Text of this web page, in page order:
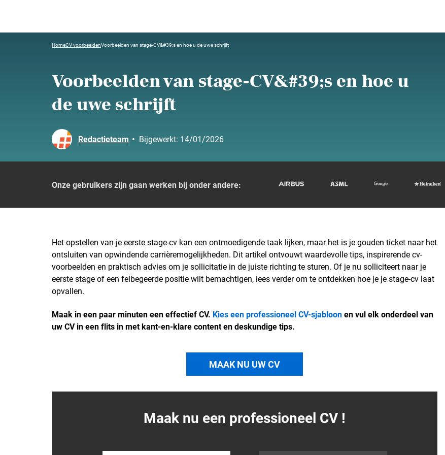
HomeCV voorbeeldenVoorbeelden van stage-CV&#39;s en hoe u de uwe schrijft
Voorbeelden van stage-CV&#39;s en hoe u
de uwe schrijft
Redactieteam • Bijgewerkt: 14/01/2026
Onze gebruikers zijn gaan werken bij onder andere:
Het opstellen van je eerste stage-cv kan een ontmoedigende taak lijken, maar het is je gouden ticket naar het
ontsluiten van opwindende carrièremogelijkheden. Dit artikel ontvouwt waardevolle tips, inspirerende cv-
voorbeelden en praktisch advies om je sollicitatie in de juiste richting te sturen. Of je nu solliciteert naar je
eerste stage of een felbegeerde positie wilt bemachtigen, lees verder om te ontdekken hoe je je stage-cv laat
opvallen.
Maak in een paar minuten een effectief CV. Kies een professioneel CV-sjabloonen vul elk onderdeel van
uw CV in een flits in met kant-en-klare content en deskundige tips.
MAAK NU UW CV
Maak nu een professioneel CV !